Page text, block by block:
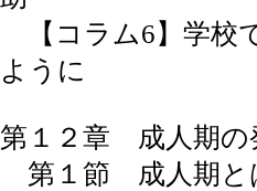
【コラム6】学校
ように
第１２章 成人期の
第１節 成人期と